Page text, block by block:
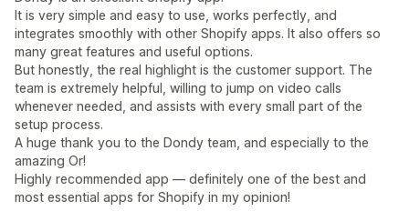
It is very simple and easy to use, works perfectly, and
integrates smoothly with other Shopify apps. It also offers so
many great features and useful options.
But honestly, the real highlight is the customer support. The
team is extremely helpful, willing to jump on video calls
whenever needed, and assists with every small part of the
setup process.
A huge thank you to the Dondy team, and especially to the
amazing Or!
Highly recommended app — definitely one of the best and
most essential apps for Shopify in my opinion!